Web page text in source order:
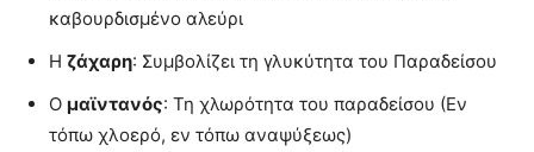
καβουρδισμένο αλεύρι
Η ζάχαρη: Συμβολίζει τη γλυκύτητα του Παραδείσου
Ο μαϊντανός: Τη χλωρότητα του παραδείσου (Εν
τόπω χλοερό, εν τόπω αναψύξεως)